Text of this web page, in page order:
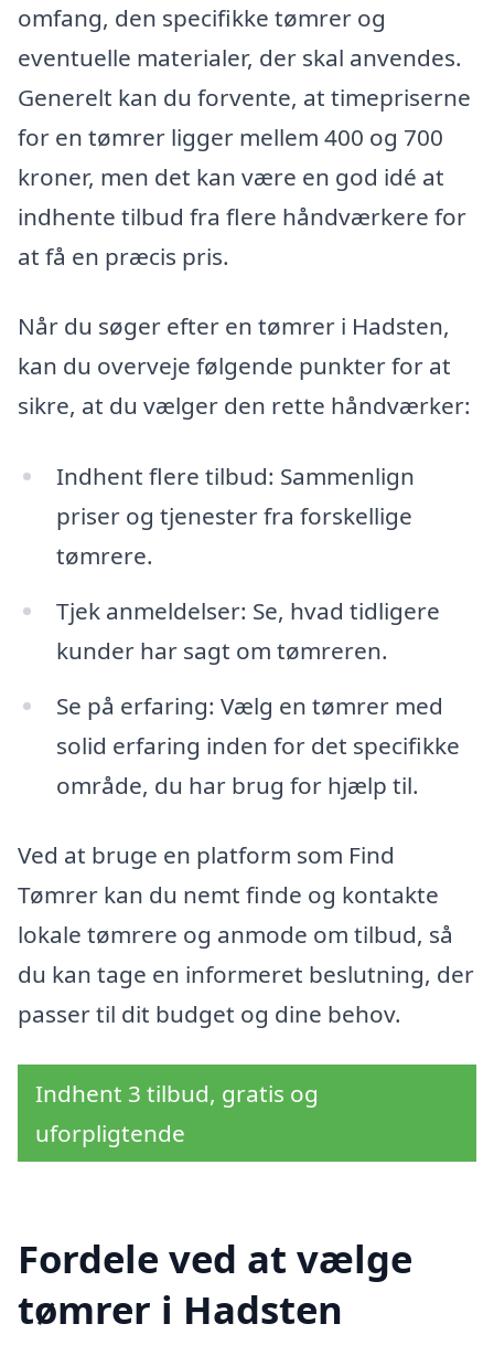
omfang, den specifikke tømrer og
eventuelle materialer, der skal anvendes.
Generelt kan du forvente, at timepriserne
for en tømrer ligger mellem 400 og 700
kroner, men det kan være en god idé at
indhente tilbud fra flere håndværkere for
at få en præcis pris.
Når du søger efter en tømrer i Hadsten,
kan du overveje følgende punkter for at
sikre, at du vælger den rette håndværker:
Indhent flere tilbud: Sammenlign
priser og tjenester fra forskellige
tømrere.
Tjek anmeldelser: Se, hvad tidligere
kunder har sagt om tømreren.
Se på erfaring: Vælg en tømrer med
solid erfaring inden for det specifikke
område, du har brug for hjælp til.
Ved at bruge en platform som Find
Tømrer kan du nemt finde og kontakte
lokale tømrere og anmode om tilbud, så
du kan tage en informeret beslutning, der
passer til dit budget og dine behov.
Indhent 3 tilbud, gratis og
uforpligtende
Fordele ved at vælge
tømrer i Hadsten